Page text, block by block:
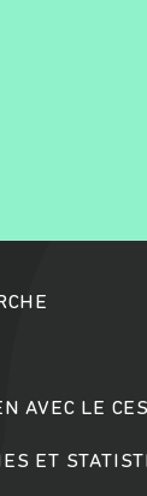
AVEC LE
ET